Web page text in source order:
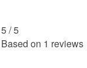
5 /5
Based on 1 reviews